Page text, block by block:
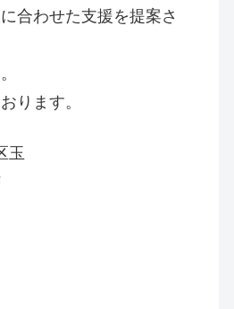
わせた支援を提案さ
ります。
玉